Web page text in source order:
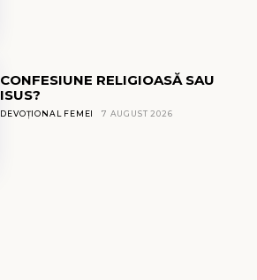
CONFESIUNE RELIGIOASĂ SAU
ISUS?
DEVOȚIONAL FEMEI 7 AUGUST 2026